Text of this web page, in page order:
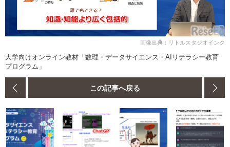
画像出典：リトルスタジオインク
大学向けオンライン教材「数理・データサイエンス・AIリテラシー教育
プログラム」
この記事へ戻る